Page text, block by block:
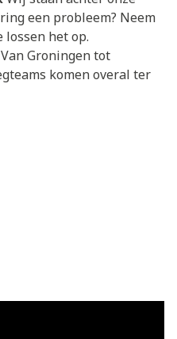
een probleem? Neem
lossen het op.
Van Groningen tot
komen overal ter